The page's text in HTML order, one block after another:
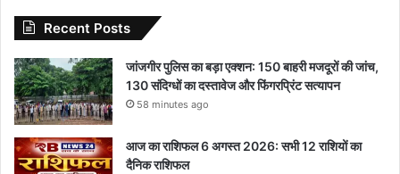
Recent Posts
जांजगीर पुलिस का बड़ा एक्शन: 150 बाहरी मजदूरों की जांच,
130 संदिग्धों का दस्तावेज और फिंगरप्रिंट सत्यापन
58 minutes ago
आज का राशिफल 6 अगस्त 2026: सभी 12 राशियों का
दैनिक राशिफल